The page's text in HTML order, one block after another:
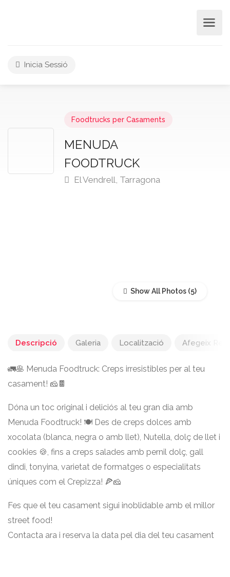
Inicia Sessió
Foodtrucks per Casaments
MENUDA
FOODTRUCK
El Vendrell, Tarragona
Show All Photos
Descripció Galeria Localització Afegeix
🚛🥞 Menuda Foodtruck: Creps irresistibles per al teu
casament! 🧀🍫
Dóna un toc original i deliciós al teu gran dia amb
Menuda Foodtruck! 🍽️ Des de creps dolces amb
xocolata (blanca, negra o amb llet), Nutella, dolç de llet i
cookies 🍪, fins a creps salades amb pernil dolç, gall
dindi, tonyina, varietat de formatges o especialitats
úniques com el Crepizza! 🍕🧀
Fes que el teu casament sigui inoblidable amb el millor
street food!
Contacta ara i reserva la data pel dia del teu casament